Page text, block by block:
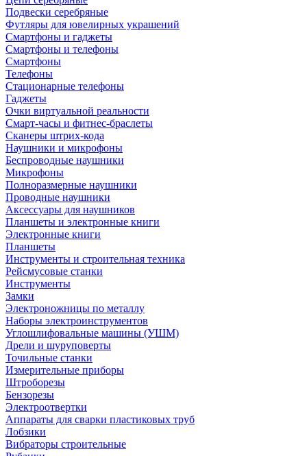
Подвески серебряные
Футляры для ювелирных украшений
Смартфоны и гаджеты
Смартфоны и телефоны
Смартфоны
Телефоны
Стационарные телефоны
Гаджеты
Очки виртуальной реальности
Смарт-часы и фитнес-браслеты
Сканеры штрих-кода
Наушники и микрофоны
Беспроводные наушники
Микрофоны
Полноразмерные наушники
Проводные наушники
Аксессуары для наушников
Планшеты и электронные книги
Электронные книги
Планшеты
Инструменты и строительная техника
Рейсмусовые станки
Инструменты
Замки
Электроножницы по металлу
Наборы электроинструментов
Углошлифовальные машины (УШМ)
Дрели и шуруповерты
Точильные станки
Измерительные приборы
Штроборезы
Бензорезы
Электроотвертки
Аппараты для сварки пластиковых труб
Лобзики
Вибраторы строительные